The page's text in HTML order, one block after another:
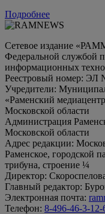
Подробнее
Сетевое издание
Федеральной службой
информационных
Реестровый номер: ЭЛ
Учредители:
«Раменский
Московской области
Администрация
Московской области
Адрес редакции:
Раменское, городской
трибуна, строение ¼
Директор:
Главный редактор:
Электронная почта:
Телефон: 8-496-46-3-12-